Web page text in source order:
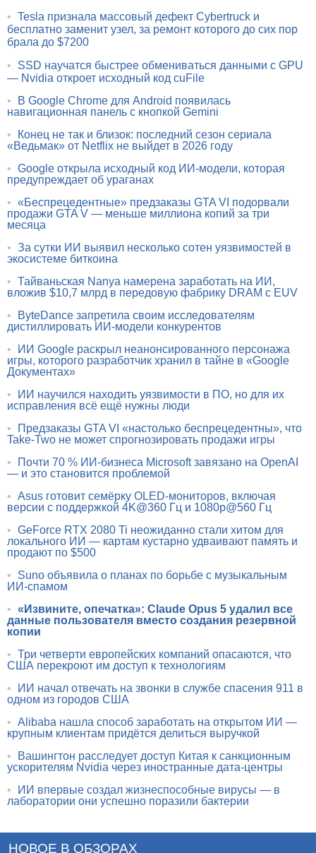
• Tesla признала массовый дефект Cybertruck и
бесплатно заменит узел, за ремонт которого до сих пор
брала до $7200
•
SSD научатся быстрее обмениваться данными с GPU
— Nvidia откроет исходный код cuFile
•
В Google Chrome для Android появилась
навигационная панель с кнопкой Gemini
•
Конец не так и близок: последний сезон сериала
«Ведьмак» от Netflix не выйдет в 2026 году
• Google открыла исходный код ИИ-модели, которая
предупреждает об ураганах
• «Беспрецедентные» предзаказы GTA VI подорвали
продажи GTA V — меньше миллиона копий за три
месяца
• За сутки ИИ выявил несколько сотен уязвимостей в
экосистеме биткоина
• Тайваньская Nanya намерена заработать на ИИ,
вложив $10,7 млрд в передовую фабрику DRAM с EUV
•
ByteDance запретила своим исследователям
дистиллировать ИИ-модели конкурентов
•
ИИ Google раскрыл неанонсированного персонажа
игры, которого разработчик хранил в тайне в «Google
Документах»
•
ИИ научился находить уязвимости в ПО, но для их
исправления всё ещё нужны люди
•
Предзаказы GTA VI «настолько беспрецедентны», что
Take-Two не может спрогнозировать продажи игры
•
Почти 70 % ИИ-бизнеса Microsoft завязано на OpenAI
— и это становится проблемой
• Asus готовит семёрку OLED-мониторов, включая
версии с поддержкой 4K@360 Гц и 1080p@560 Гц
• GeForce RTX 2080 Ti неожиданно стали хитом для
локального ИИ — картам кустарно удваивают память и
продают по $500
•
Suno объявила о планах по борьбе с музыкальным
ИИ-спамом
• «Извините, опечатка»: Claude Opus 5 удалил все
данные пользователя вместо создания резервной
копии
• Три четверти европейских компаний опасаются, что
США перекроют им доступ к технологиям
•
ИИ начал отвечать на звонки в службе спасения 911 в
одном из городов США
• Alibaba нашла способ заработать на открытом ИИ —
крупным клиентам придётся делиться выручкой
•
Вашингтон расследует доступ Китая к санкционным
ускорителям Nvidia через иностранные дата-центры
•
ИИ впервые создал жизнеспособные вирусы — в
лаборатории они успешно поразили бактерии
НОВОЕ В ОБЗОРАХ